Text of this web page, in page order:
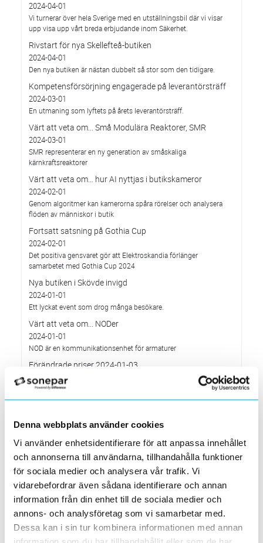
Denna webbplats använder cookies
Vi använder enhetsidentifierare för att anpassa innehållet
och annonserna till användarna, tillhandahålla funktioner
för sociala medier och analysera vår trafik. Vi
vidarebefordrar även sådana identifierare och annan
information från din enhet till de sociala medier och
annons- och analysföretag som vi samarbetar med.
Dessa kan i sin tur kombinera informationen med annan
2024-04-01
Vi turnerar över hela Sverige med en utställningsbil där vi visar
upp visa upp vårt breda erbjudande inom Säkerhet.
Rivstart för nya Skellefteå-butiken
2024-04-01
Den nya butiken är nästan dubbelt så stor som den tidigare.
Kompetensförsörjning engagerade på leverantörsträff
2024-03-01
En utmaning som lyftets på årets leverantörsträff.
Värt att veta om... Små Modulära Reaktorer, SMR
2024-03-01
SMR representerar en ny generation av småskaliga
kärnkraftsreaktorer
Värt att veta om… hur AI nyttjas i butikskameror
2024-02-01
Genom algoritmer kan kamerorna spåra rörelser och analysera
flöden av människor i butik
Fortsatt satsning på Gothia Cup
2024-02-01
Det positiva gensvaret gör att Elektroskandia förlänger
samarbetet med Gothia Cup 2024
Nya butiken i Skövde invigd
2024-01-01
Ett lyckat event som drog många besökare.
Värt att veta om... NODer
2024-01-01
NOD är en kommunikationsenhet för armaturer
Förändrade priser 2024-01-03
2023-12-03
Elektroskandia har ingått avtal om att förvärva 70 % av aktierna i
Aprilice, en av de ledande solenergiplattformarna i Nordeuropa.
Förändrade priser 2023-07-04
2023-05-30
Ändrade öppettider i fyra Stockholmsbutiker
2023-03-08
Hägersten, Nacka, Solna och Täby
Förändrade kabelpriser 2023-04-04
2023-03-02